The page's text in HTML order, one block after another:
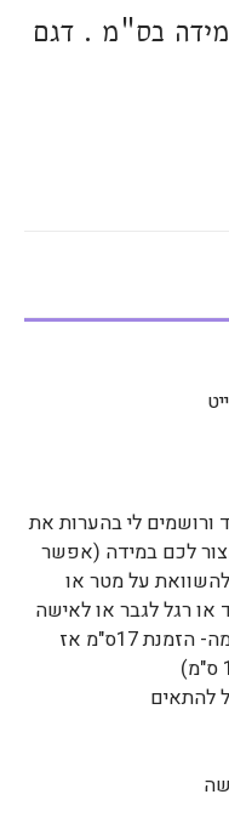
בס"מ . דגם
ורושמים לי בהערות את
לכם במידה (אפשר
על מטר או
או רגל לגבר או לאישה
*המידה תיה +- מה שביקשתם (לדוגמה- הזמנת 17ס"מ אז
להתאים